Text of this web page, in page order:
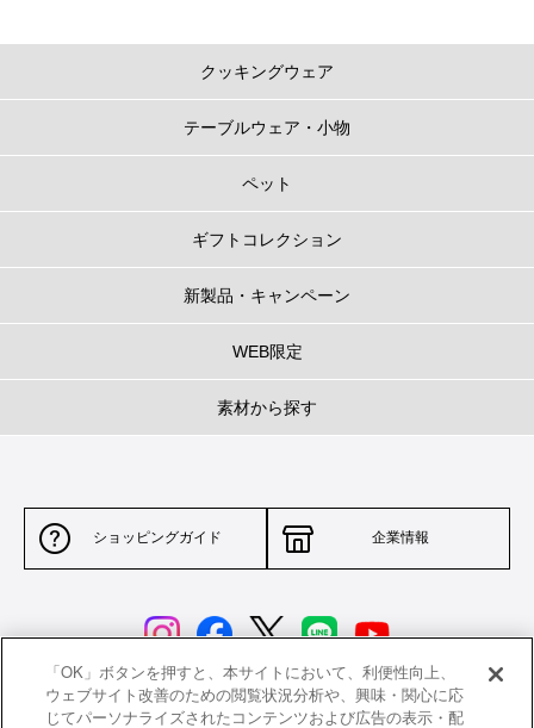
クッキングウェア
テーブルウェア・小物
ペット
ギフトコレクション
新製品・キャンペーン
WEB限定
素材から探す
ショッピングガイド 企業情報
サイトポリシー 特定商取引法に基づく表示
「OK」ボタンを押すと、本サイトにおいて、利便性向上、
ウェブサイト改善のための閲覧状況分析や、興味・関心に応
じてパーソナライズされたコンテンツおよび広告の表示・配